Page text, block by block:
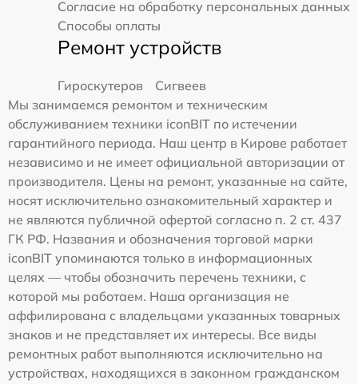
Согласие на обработку персональных данных
Способы оплаты
Ремонт устройств
Гироскутеров
Сигвеев
Мы занимаемся ремонтом и техническим
обслуживанием техники iconBIT по истечении
гарантийного периода. Наш центр в Кирове работает
независимо и не имеет официальной авторизации от
производителя. Цены на ремонт, указанные на сайте,
носят исключительно ознакомительный характер и
не являются публичной офертой согласно п. 2 ст. 437
ГК РФ. Названия и обозначения торговой марки
iconBIT упоминаются только в информационных
целях — чтобы обозначить перечень техники, с
которой мы работаем. Наша организация не
аффилирована с владельцами указанных товарных
знаков и не представляет их интересы. Все виды
ремонтных работ выполняются исключительно на
устройствах, находящихся в законном гражданском